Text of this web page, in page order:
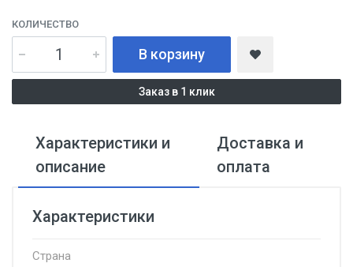
КОЛИЧЕСТВО
В корзину
Заказ в 1 клик
Характеристики и
описание
Доставка и
оплата
Характеристики
Страна